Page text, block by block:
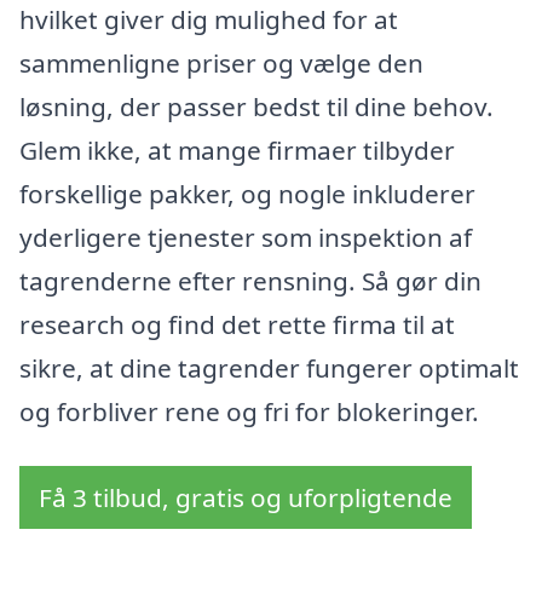
hvilket giver dig mulighed for at
sammenligne priser og vælge den
løsning, der passer bedst til dine behov.
Glem ikke, at mange firmaer tilbyder
forskellige pakker, og nogle inkluderer
yderligere tjenester som inspektion af
tagrenderne efter rensning. Så gør din
research og find det rette firma til at
sikre, at dine tagrender fungerer optimalt
og forbliver rene og fri for blokeringer.
Få 3 tilbud, gratis og uforpligtende